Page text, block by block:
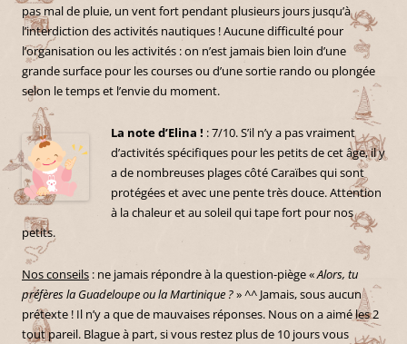
pas mal de pluie, un vent fort pendant plusieurs jours jusqu’à
l’interdiction des activités nautiques ! Aucune difficulté pour
l’organisation ou les activités : on n’est jamais bien loin d’une
grande surface pour les courses ou d’une sortie rando ou plongée
selon le temps et l’envie du moment.
La note d’Elina ! : 7/10. S’il n’y a pas vraiment
d’activités spécifiques pour les petits de cet âge, il y
a de nombreuses plages côté Caraïbes qui sont
protégées et avec une pente très douce. Attention
à la chaleur et au soleil qui tape fort pour nos
petits.
Nos conseils : ne jamais répondre à la question-piège «Alors, tu
préfères la Guadeloupe ou la Martinique ?» ^^ Jamais, sous aucun
prétexte ! Il n’y a que de mauvaises réponses. Nous on a aimé les 2
tout pareil. Blague à part, si vous restez plus de 10 jours vous